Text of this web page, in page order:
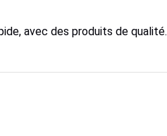
avec des produits de qualité.